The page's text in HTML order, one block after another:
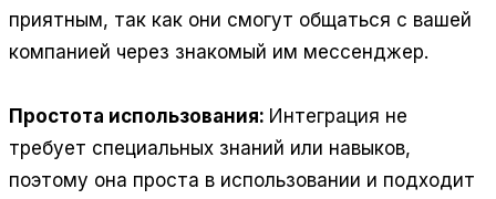
приятным, так как они смогут общаться с вашей
компанией через знакомый им мессенджер.
Простота использования: Интеграция не
требует специальных знаний или навыков,
поэтому она проста в использовании и подходит